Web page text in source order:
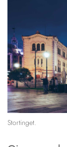
Stortinget.